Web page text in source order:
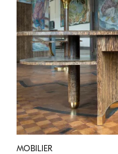
MOBILIER